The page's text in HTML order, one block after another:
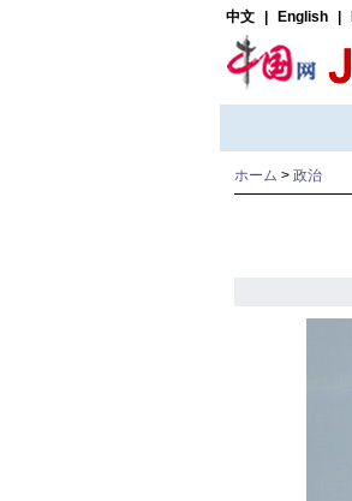
ホーム > 政治